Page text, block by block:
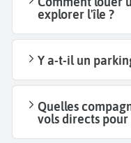
explorer l'île ?
Y a-t-il un
Quelles
vols directs pour